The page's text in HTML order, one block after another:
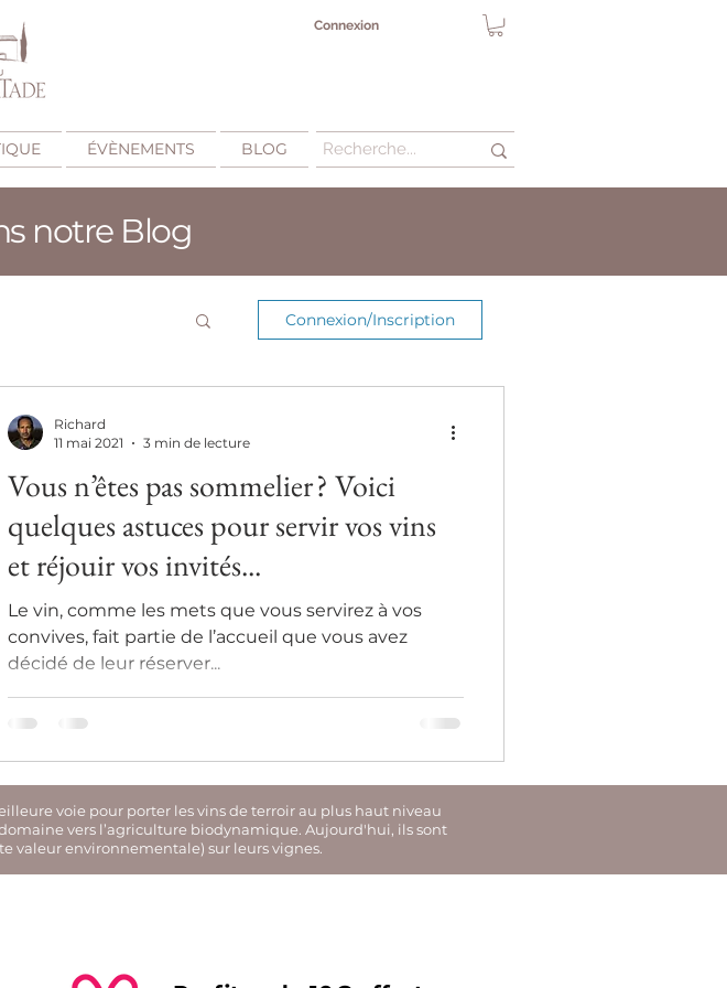
Connexion
ÉVÈNEMENTS BLOG
notre Blog
?
Connexion/Inscription
Vous n’êtes pas sommelier ? Voici
quelques astuces pour servir vos vins
et réjouir vos invités...
Le vin, comme les mets que vous servirez à vos
convives, fait partie de l’accueil que vous avez
décidé de leur réserver...
Richard
11 mai 2021
3 min de lecture
voie pour porter les vins de terroir au plus haut niveau
vers l’agriculture biodynamique. Aujourd'hui, ils sont
valeur environnementale) sur leurs vignes.